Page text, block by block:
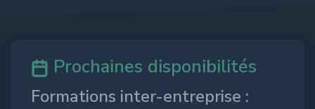
Prochaines disponibilités
Formations inter-entreprise :